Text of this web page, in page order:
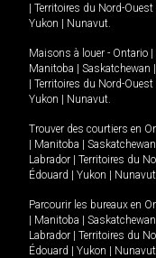
| Territoires du Nord-Ouest
Yukon | Nunavut.
Maisons à louer - Ontario |
Manitoba | Saskatchewan |
| Territoires du Nord-Ouest
Yukon | Nunavut.
Trouver des courtiers en
| Manitoba | Saskatchewan
Labrador | Territoires du
Édouard | Yukon | Nunavut
Parcourir les bureaux en
| Manitoba | Saskatchewan
Labrador | Territoires du
Édouard | Yukon | Nunavut